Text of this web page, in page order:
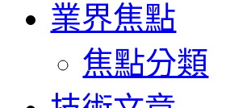
業界焦點
焦點分類